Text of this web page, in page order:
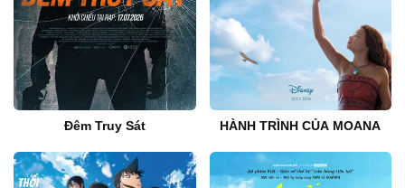
Đêm Truy Sát HÀNH TRÌNH CỦA MOANA